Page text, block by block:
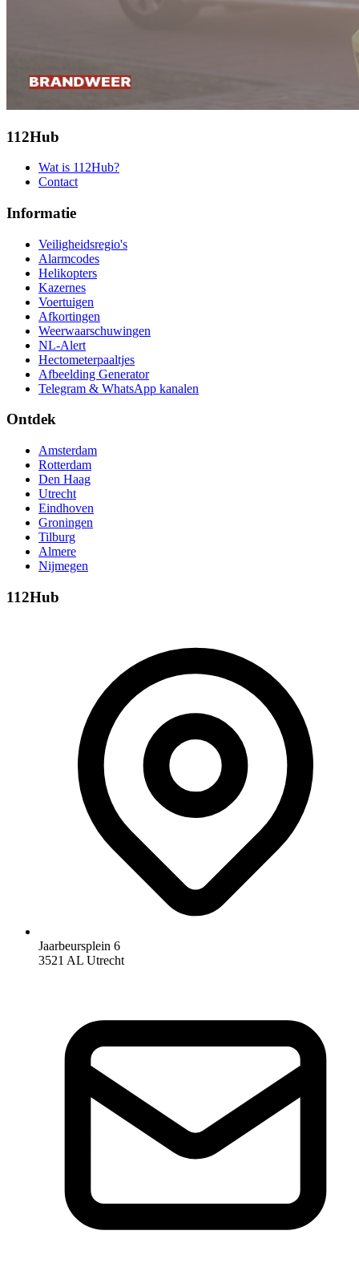
112Hub
Wat is 112Hub?
Contact
Informatie
Veiligheidsregio's
Alarmcodes
Helikopters
Kazernes
Voertuigen
Afkortingen
Weerwaarschuwingen
NL-Alert
Hectometerpaaltjes
Afbeelding Generator
Telegram & WhatsApp kanalen
Ontdek
Amsterdam
Rotterdam
Den Haag
Utrecht
Eindhoven
Groningen
Tilburg
Almere
Nijmegen
112Hub
Jaarbeursplein 6
3521 AL Utrecht